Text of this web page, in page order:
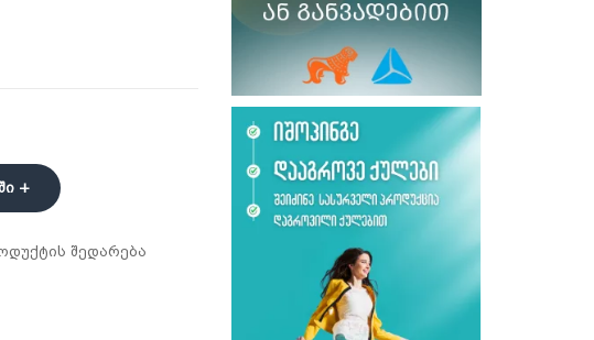
+
Შედარება